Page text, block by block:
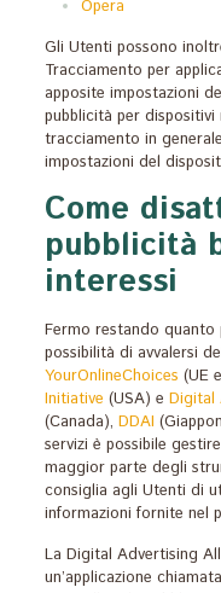
Opera
Gli Utenti possono
Tracciamento per
apposite impostazioni
pubblicità per
tracciamento in
impostazioni del
Come
pubblicità
interessi
Fermo restando
possibilità di avvalersi
YourOnlineChoices (UE
Initiative (USA) e Digital
(Canada), DDAI
servizi è possibile
maggior parte degli
consiglia agli Utenti di
informazioni fornite nel
La Digital Advertising
un’applicazione chiamata